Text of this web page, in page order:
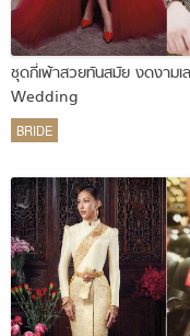
ชุดกี่เพ้าสวยทันสมัย งดงาม
Wedding
BRIDE